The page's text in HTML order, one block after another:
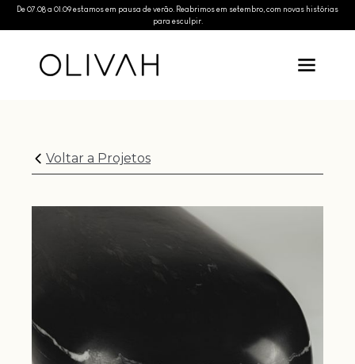
De 07.08 a 01.09 estamos em pausa de verão. Reabrimos em setembro, com novas histórias
para esculpir.
Voltar a Projetos